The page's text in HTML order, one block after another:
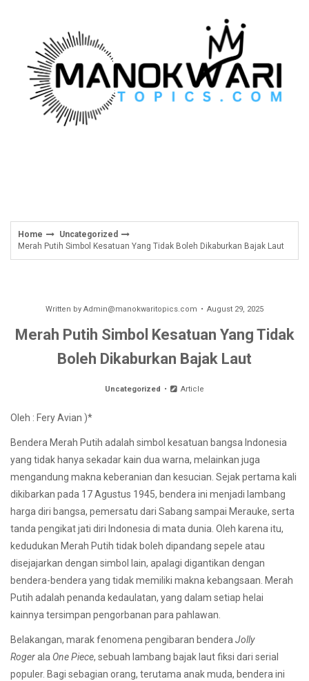
Home
Uncategorized
Merah Putih Simbol Kesatuan Yang Tidak Boleh Dikaburkan Bajak Laut
Written by Admin@manokwaritopics.com August 29, 2025
Merah Putih Simbol Kesatuan Yang Tidak
Boleh Dikaburkan Bajak Laut
Uncategorized Article
Oleh : Fery Avian )*
Bendera Merah Putih adalah simbol kesatuan bangsa Indonesia
yang tidak hanya sekadar kain dua warna, melainkan juga
mengandung makna keberanian dan kesucian. Sejak pertama kali
dikibarkan pada 17 Agustus 1945, bendera ini menjadi lambang
harga diri bangsa, pemersatu dari Sabang sampai Merauke, serta
tanda pengikat jati diri Indonesia di mata dunia. Oleh karena itu,
kedudukan Merah Putih tidak boleh dipandang sepele atau
disejajarkan dengan simbol lain, apalagi digantikan dengan
bendera-bendera yang tidak memiliki makna kebangsaan. Merah
Putih adalah penanda kedaulatan, yang dalam setiap helai
kainnya tersimpan pengorbanan para pahlawan.
Belakangan, marak fenomena pengibaran benderaJolly
Rogerala One Piece, sebuah lambang bajak laut fiksi dari serial
populer. Bagi sebagian orang, terutama anak muda, bendera ini